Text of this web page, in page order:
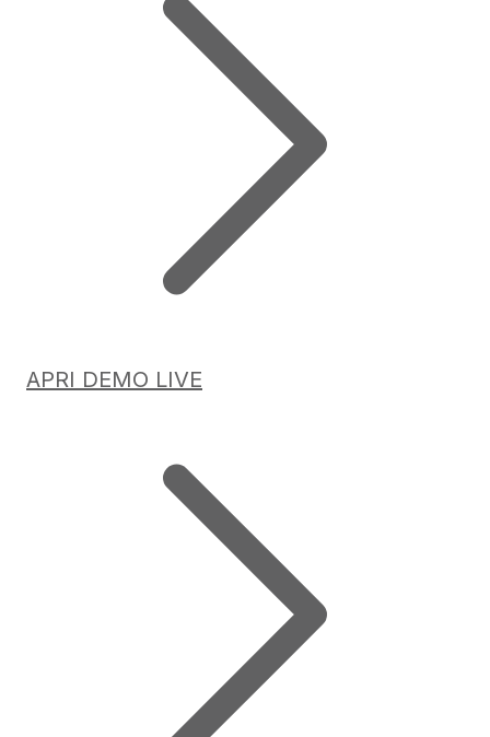
APRI DEMO LIVE